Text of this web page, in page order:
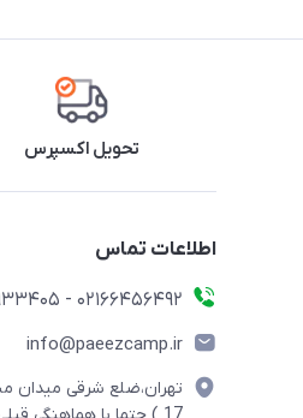
تحویل اکسپرس
اطلاعات تماس
02166456492 - 09121933405
info@paeezcamp.ir